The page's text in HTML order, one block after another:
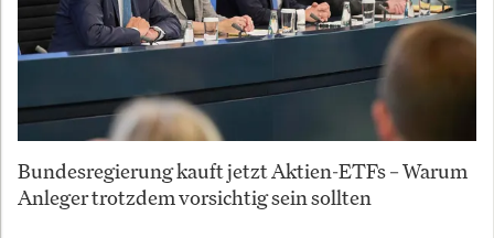
Bundesregierung kauft jetzt Aktien-ETFs – Warum
Anleger trotzdem vorsichtig sein sollten